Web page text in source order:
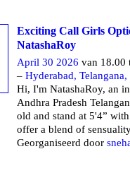
Exciting Call Girls
NatashaRoy
April 30 2026 van 18.00
– Hyderabad, Telangana,
Hi, I'm NatashaRoy, an
Andhra Pradesh
old and stand at 5'4”
offer a blend of
Georganiseerd door